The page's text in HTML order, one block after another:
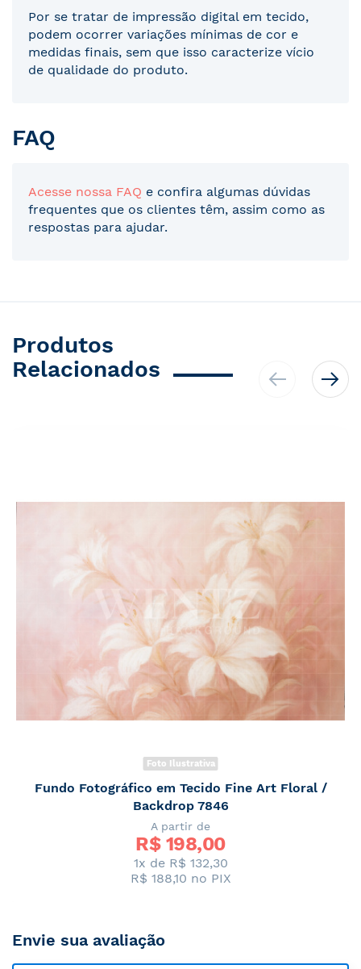
Por se tratar de impressão digital em tecido,
podem ocorrer variações mínimas de cor e
medidas finais, sem que isso caracterize vício
de qualidade do produto.
FAQ
Acesse nossa FAQ e confira algumas dúvidas
frequentes que os clientes têm, assim como as
respostas para ajudar.
Produtos
Relacionados
Foto Ilustrativa
Fundo Fotográfico em Tecido Fine Art Floral /
Backdrop 7846
A partir de
R$ 198,00
1x de R$ 132,30
R$ 188,10 no PIX
Envie sua avaliação